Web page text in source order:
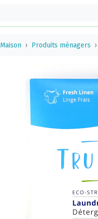
Maison Produits ménagers